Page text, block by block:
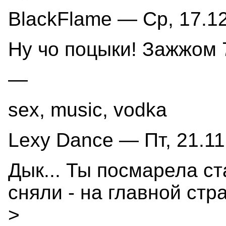
BlackFlame — Ср,
Ну чо поцыки! Зажжом
—
sex, music, vodka
Lexy Dance — Пт,
Дык... Ты посмарела
сняли - на главной
>